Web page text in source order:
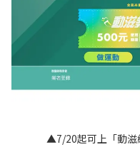
▲7/20起可上「動滋